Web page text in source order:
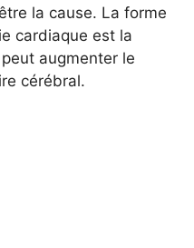
la cause. La forme
cardiaque est la
augmenter le
cérébral.